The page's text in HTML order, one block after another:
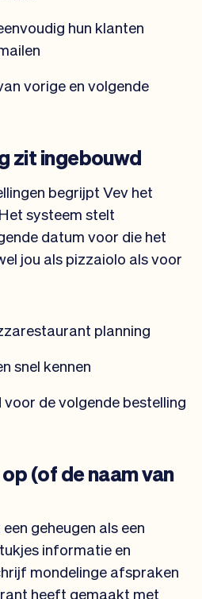
hun klanten
vorige en volgende
zit ingebouwd
begrijpt Vev het
systeem stelt
datum voor die het
jou als pizzaiolo als voor
planning
snel kennen
de volgende bestelling
(of de naam van
geheugen als een
informatie en
mondelinge afspraken
heeft gemaakt met